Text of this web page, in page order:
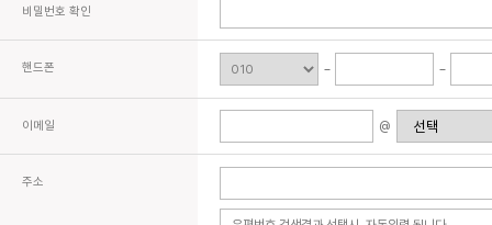
비밀번호 확인
핸드폰
이메일 @
주소